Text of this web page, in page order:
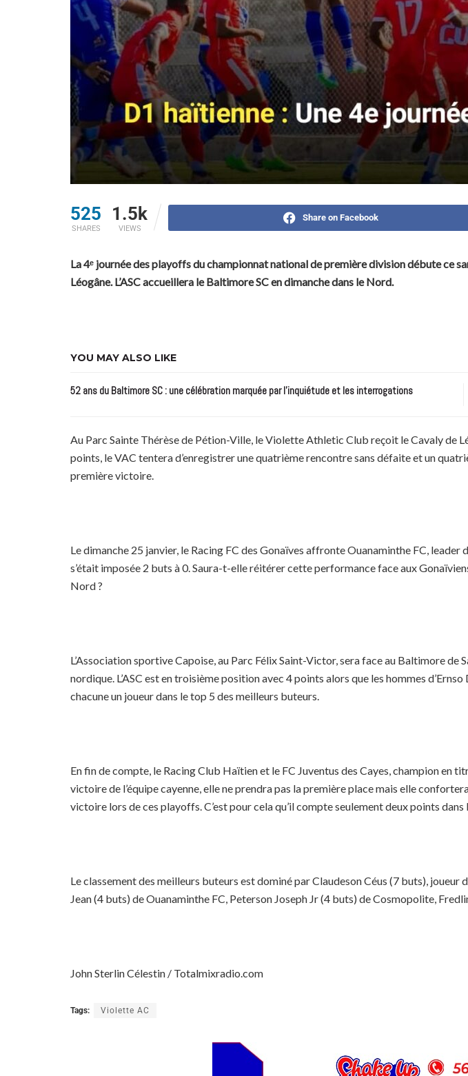
525
SHARES
1.5k
VIEWS
Share on Facebook
La 4ᵉ journée des playoffs du championnat national de première division débute ce
Léogâne. L’ASC accueillera le Baltimore SC en dimanche dans le Nord.
YOU MAY ALSO LIKE
52 ans du Baltimore SC : une célébration marquée par l’inquiétude et les interrogations
Au Parc Sainte Thérèse de Pétion-Ville, le Violette Athletic Club reçoit le Cavaly de
points, le VAC tentera d’enregistrer une quatrième rencontre sans défaite et un
première victoire.
Le dimanche 25 janvier, le Racing FC des Gonaïves affronte Ouanaminthe FC, leader
s’était imposée 2 buts à 0. Saura-t-elle réitérer cette performance face aux
Nord ?
L’Association sportive Capoise, au Parc Félix Saint-Victor, sera face au Baltimore
nordique. L’ASC est en troisième position avec 4 points alors que les hommes
chacune un joueur dans le top 5 des meilleurs buteurs.
En fin de compte, le Racing Club Haïtien et le FC Juventus des Cayes, champion en
victoire de l’équipe cayenne, elle ne prendra pas la première place mais elle
victoire lors de ces playoffs. C’est pour cela qu’il compte seulement deux points
Le classement des meilleurs buteurs est dominé par Claudeson Céus (7 buts),
Jean (4 buts) de Ouanaminthe FC, Peterson Joseph Jr (4 buts) de Cosmopolite,
John Sterlin Célestin / Totalmixradio.com
Tags: Violette AC